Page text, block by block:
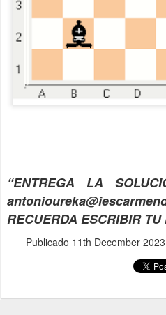
“ENTREGA LA
RECUERDA ESCRIBIR
Publicado 11th December 2023